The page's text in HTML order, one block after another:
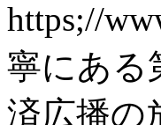
https;//
寧にある
済広播の